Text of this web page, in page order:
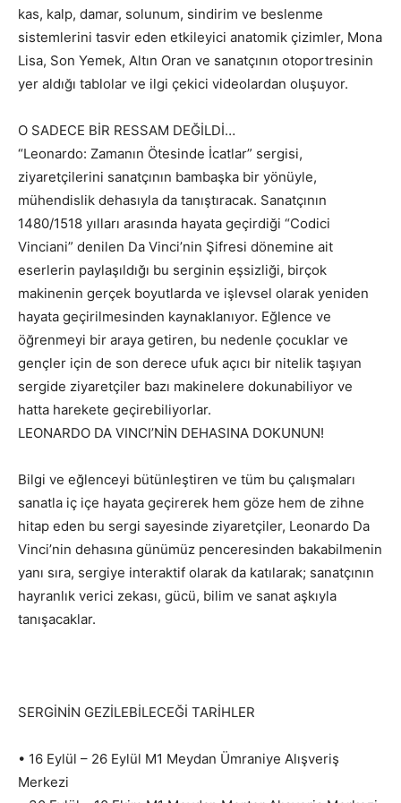
kas, kalp, damar, solunum, sindirim ve beslenme
sistemlerini tasvir eden etkileyici anatomik çizimler, Mona
Lisa, Son Yemek, Altın Oran ve sanatçının otoportresinin
yer aldığı tablolar ve ilgi çekici videolardan oluşuyor.
O SADECE BİR RESSAM DEĞİLDİ…
“Leonardo: Zamanın Ötesinde İcatlar” sergisi,
ziyaretçilerini sanatçının bambaşka bir yönüyle,
mühendislik dehasıyla da tanıştıracak. Sanatçının
1480/1518 yılları arasında hayata geçirdiği “Codici
Vinciani” denilen Da Vinci’nin Şifresi dönemine ait
eserlerin paylaşıldığı bu serginin eşsizliği, birçok
makinenin gerçek boyutlarda ve işlevsel olarak yeniden
hayata geçirilmesinden kaynaklanıyor. Eğlence ve
öğrenmeyi bir araya getiren, bu nedenle çocuklar ve
gençler için de son derece ufuk açıcı bir nitelik taşıyan
sergide ziyaretçiler bazı makinelere dokunabiliyor ve
hatta harekete geçirebiliyorlar.
LEONARDO DA VINCI’NİN DEHASINA DOKUNUN!
Bilgi ve eğlenceyi bütünleştiren ve tüm bu çalışmaları
sanatla iç içe hayata geçirerek hem göze hem de zihne
hitap eden bu sergi sayesinde ziyaretçiler, Leonardo Da
Vinci’nin dehasına günümüz penceresinden bakabilmenin
yanı sıra, sergiye interaktif olarak da katılarak; sanatçının
hayranlık verici zekası, gücü, bilim ve sanat aşkıyla
tanışacaklar.
SERGİNİN GEZİLEBİLECEĞİ TARİHLER
• 16 Eylül – 26 Eylül M1 Meydan Ümraniye Alışveriş
Merkezi